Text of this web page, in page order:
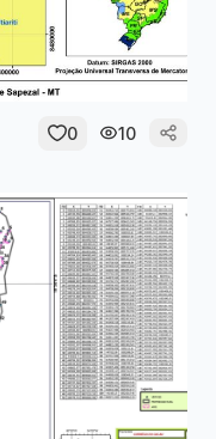
0 10